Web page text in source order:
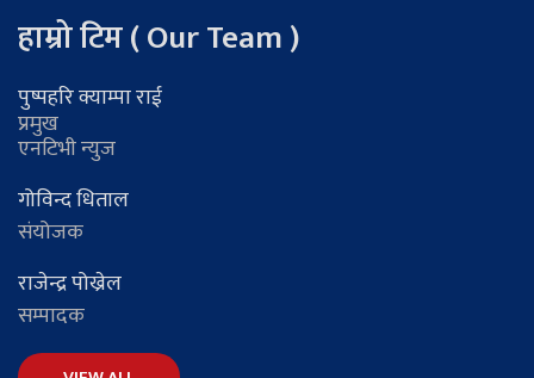
हाम्रो टिम ( Our Team )
पुष्पहरि क्याम्पा राई
प्रमुख
एनटिभी न्युज
गोविन्द धिताल
संयोजक
राजेन्द्र पोख्रेल
सम्पादक